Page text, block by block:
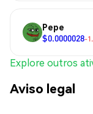
Pepe
$0.0000028-
Explore outros
Aviso legal